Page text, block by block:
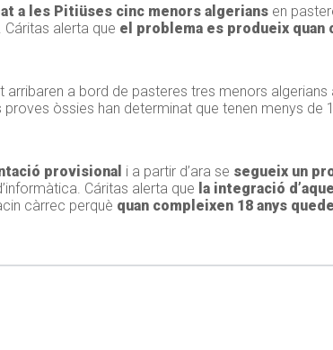
a les Pitiüses cinc menors algerians en
Cáritas alerta que el problema es produeix quan
arribaren a bord de pasteres tres menors algerians
proves òssies han determinat que tenen menys de
provisional i a partir d’ara se segueix un
Cáritas alerta que la integració
càrrec perquè quan compleixen 18 anys